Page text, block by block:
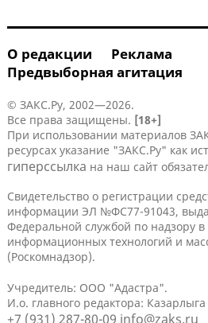
О редакции
Реклама
Предвыборная агитация
© ЗАКС.Ру, 2002—2026.
Все права защищены. [18+]
При использовании материалов
ресурсах указание "ЗАКС.Ру" как
гиперссылка на наш сайт
Свидетельство о регистрации
информации ЭЛ №ФС77-91043,
Федеральной службой по надзору в
информационных технологий и
(Роскомнадзор).
Учредитель: ООО "Адастра".
И.о. главного редактора:
+7 (931) 287-80-09 info@zaks.ru